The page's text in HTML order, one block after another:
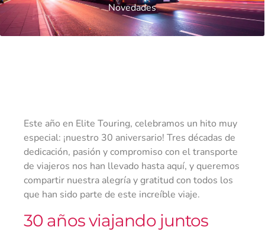
Novedades
Este año en Elite Touring, celebramos un hito muy
especial: ¡nuestro 30 aniversario! Tres décadas de
dedicación, pasión y compromiso con el transporte
de viajeros nos han llevado hasta aquí, y queremos
compartir nuestra alegría y gratitud con todos los
que han sido parte de este increíble viaje.
30 años viajando juntos